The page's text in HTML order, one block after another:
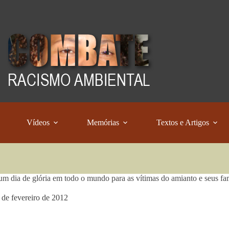
Vídeos Memórias Textos e Artigos
dia de glória em todo o mundo para as vítimas do amianto e seus
de fevereiro de 2012